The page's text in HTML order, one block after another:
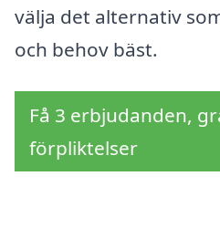
välja det alternativ
och behov bäst.
Få 3 erbjudanden,
förpliktelser